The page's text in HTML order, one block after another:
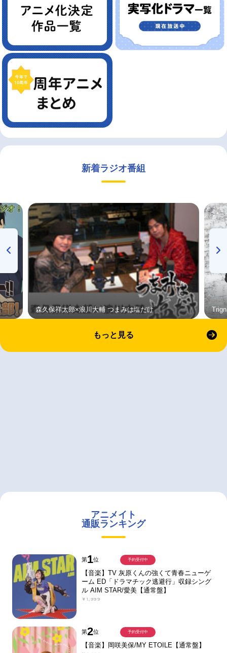
新着ラジオ番組
森久保祥太郎×浪川大輔 つまみは塩だけ
もっと見る
アニメイト
通販ランキング
第1位
【音楽】TV 灰原くんの強くて青春ニューゲ
ーム ED「ドラマチック逃避行」収録シング
ル AIM STAR/愛美【通常盤】
￥1,999
予約受付中
第2位
【音楽】岡咲美保/MY ETOILE【通常盤】
予約受付中